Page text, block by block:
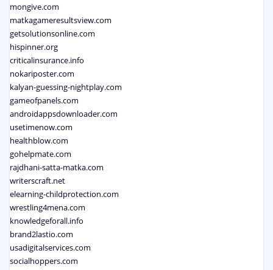
mongive.com
matkagameresultsview.com
getsolutionsonline.com
hispinner.org
criticalinsurance.info
nokariposter.com
kalyan-guessing-nightplay.com
gameofpanels.com
androidappsdownloader.com
usetimenow.com
healthblow.com
gohelpmate.com
rajdhani-satta-matka.com
writerscraft.net
elearning-childprotection.com
wrestling4mena.com
knowledgeforall.info
brand2lastio.com
usadigitalservices.com
socialhoppers.com